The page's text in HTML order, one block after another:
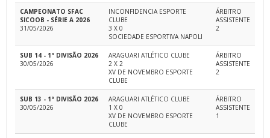
CAMPEONATO SFAC
SICOOB - SÉRIE A 2026
31/05/2026
INCONFIDENCIA ESPORTE
CLUBE
3 X 0
SOCIEDADE ESPORTIVA NAPOLI
ÁRBITRO
ASSISTENTE
2
SUB 14 - 1ª DIVISÃO 2026
30/05/2026
ARAGUARI ATLÉTICO CLUBE
2 X 2
XV DE NOVEMBRO ESPORTE
CLUBE
ÁRBITRO
ASSISTENTE
2
SUB 13 - 1ª DIVISÃO 2026
30/05/2026
ARAGUARI ATLÉTICO CLUBE
1 X 0
XV DE NOVEMBRO ESPORTE
CLUBE
ÁRBITRO
ASSISTENTE
1